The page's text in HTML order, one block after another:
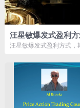
汪星敏爆发式盈利
期货实战策略论坛
汪星敏爆发式盈利方式，
内训会资源简介： &nb...